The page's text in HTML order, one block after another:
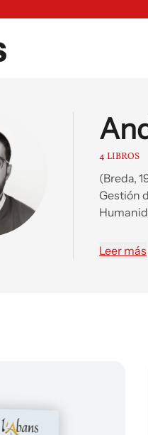
4 LIBROS
(Breda,
Gestión
Leer más